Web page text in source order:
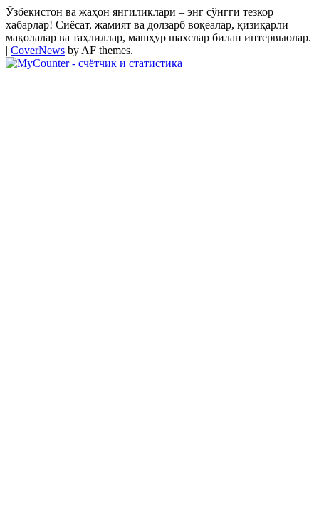
Ўзбекистон ва жаҳон янгиликлари – энг сўнгги тезкор
хабарлар! Сиёсат, жамият ва долзарб воқеалар, қизиқарли
мақолалар ва таҳлиллар, машҳур шахслар билан интервьюлар.
| CoverNews by AF themes.